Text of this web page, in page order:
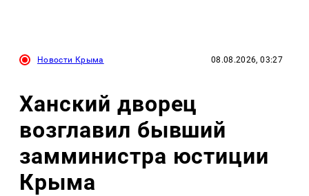
Новости Крыма 08.08.2026, 03:27
Ханский дворец
возглавил бывший
замминистра юстиции
Крыма